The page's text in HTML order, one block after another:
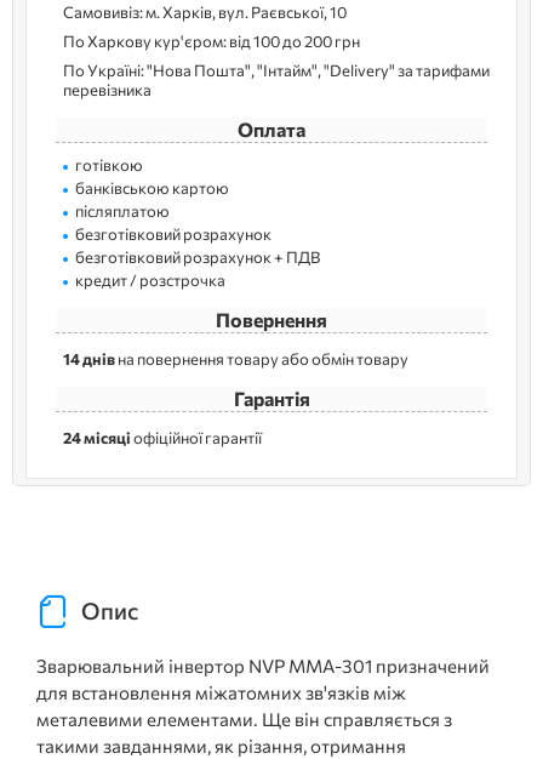
Самовивіз: м. Харків, вул. Раєвської, 10
По Харкову кур'єром: від 100 до 200 грн
По Україні: "Нова Пошта", "Інтайм", "Delivery" за тарифами
перевізника
Оплата
готівкою
банківською картою
післяплатою
безготівковий розрахунок
безготівковий розрахунок + ПДВ
кредит / розстрочка
Повернення
14 днівна повернення товару або обмін товару
Гарантія
24 місяціофіційної гарантії
Опис
Зварювальний інвертор NVP ММА-301 призначений
для встановлення міжатомних зв'язків між
металевими елементами. Ще він справляється з
такими завданнями, як різання, отримання